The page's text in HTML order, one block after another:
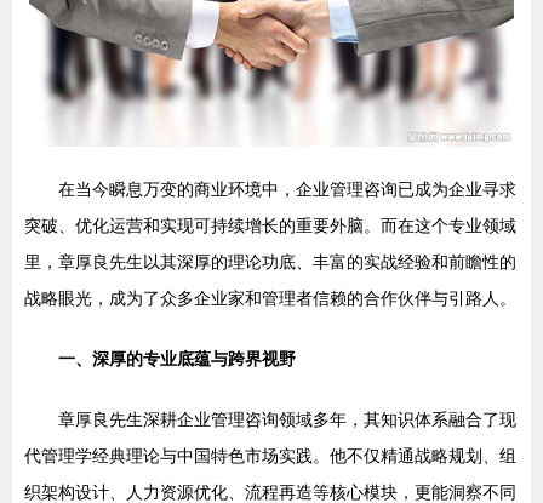
在当今瞬息万变的商业环境中，企业管理咨询已成为企业寻求
突破、优化运营和实现可持续增长的重要外脑。而在这个专业领域
里，章厚良先生以其深厚的理论功底、丰富的实战经验和前瞻性的
战略眼光，成为了众多企业家和管理者信赖的合作伙伴与引路人。
一、深厚的专业底蕴与跨界视野
章厚良先生深耕企业管理咨询领域多年，其知识体系融合了现
代管理学经典理论与中国特色市场实践。他不仅精通战略规划、组
织架构设计、人力资源优化、流程再造等核心模块，更能洞察不同